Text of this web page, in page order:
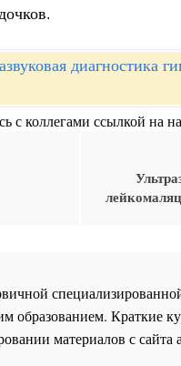
диагностика
с коллегами ссылкой на
образованием. Краткие
материалов с сайта